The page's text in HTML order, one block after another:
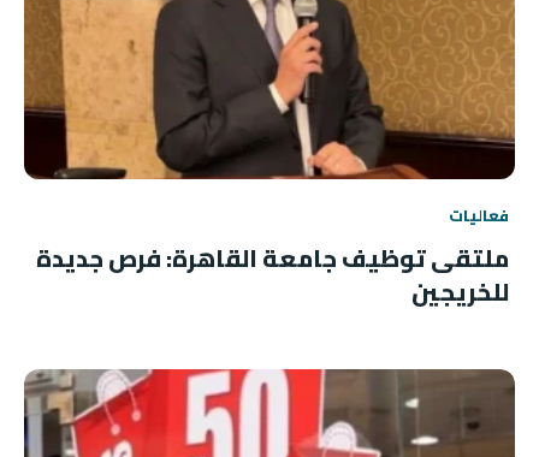
فعاليات
ملتقى توظيف جامعة القاهرة: فرص جديدة
للخريجين